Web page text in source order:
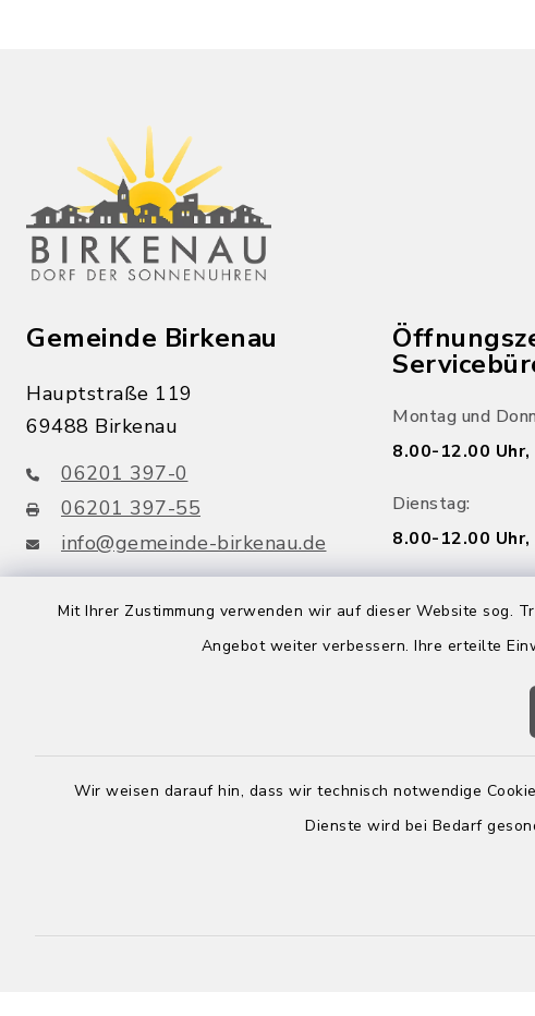
Mit Ihrer Zustimmung verwenden wir auf dieser Website sog.
Angebot weiter verbessern. Ihre erteilte
Wir weisen darauf hin, dass wir technisch notwendige
Dienste wird bei Bedarf
Gemeinde Birkenau
Hauptstraße 119
69488 Birkenau
06201 397-0
06201 397-55
info@gemeinde-birkenau.de
facebookyoutube
Montag und
8.00-12.00
Dienstag:
8.00-12.00
8.00-12.00 Uhr
Rathaus